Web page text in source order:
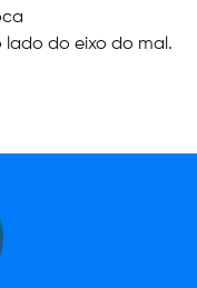
lado do eixo do mal.